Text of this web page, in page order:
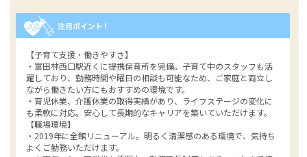
【子育て支援・働きやすさ】
・富田林西口駅近くに提携保育所を完備。子育て中のスタッフも活
躍しており、勤務時間や曜日の相談も可能なため、ご家庭と両立し
ながら働きたい方にもおすすめの環境です。
・育児休業、介護休業の取得実績があり、ライフステージの変化に
も柔軟に対応。安心して長期的なキャリアを築いていただけます。
【職場環境】
・2019年に全館リニューアル。明るく清潔感のある環境で、気持ち
よくご勤務いただけます。